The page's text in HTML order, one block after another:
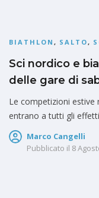
BIATHLON , SALTO,
Sci nordico e
delle gare di
Le competizioni estive
entrano a tutti gli
Marco Cangelli
Pubblicato il 8